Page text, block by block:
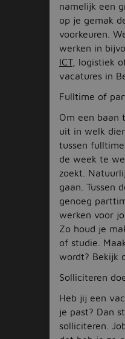
namelijk een
op je gemak
voorkeuren.
werken in
ICT, logistiek
vacatures in
Fulltime of
Om een baan
uit in welk
tussen
de week te
zoekt.
gaan. Tussen
genoeg
werken voor
Zo houd je
of studie.
wordt? Bekijk
Solliciteren
Heb jij een
je past? Dan
solliciteren.